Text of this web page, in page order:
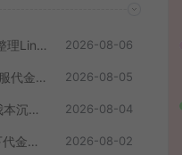
MT3换皮MH【天穹西游】最新整理Linux手工服务端+安卓苹果双端+GM后台+详细搭建教程+全套源码+视频教程 2026-08-06
宫斗养成手游【盛世芳華多区跨服代金券本地优化版】最新整理单机一键即玩端+Linux手工服务端+CDK授权后台+安卓+详细搭建教程 2026-08-05
RED三端引擎传奇手游【2003我本沉默】最新整理Win系服务端+安卓苹果PC三端+详细搭建教程 2026-08-04
三网H5策略手游【三国兵临天下代金券内购七合修复版】最新整理单机一键即玩镜像端+Linux手工服务端+管理后台+GM授权后台+简易安卓客户端+详细搭建教程+视频教程 2026-08-02